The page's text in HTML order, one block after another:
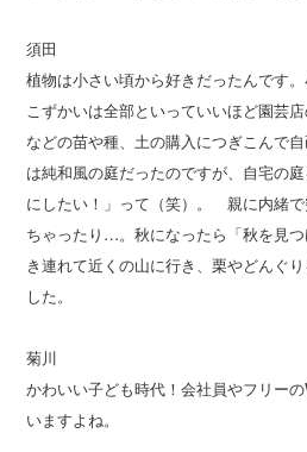
須田
植物は小さい頃から好きだったんです
こずかいは全部といっていいほど園芸
などの苗や種、土の購入につぎこんで
は純和風の庭だったのですが、自宅の
にしたい！」って（笑）。 親に内緒
ちゃったり…。秋になったら「秋を見
き連れて近くの山に行き、栗やどんぐ
した。
菊川
かわいい子ども時代！会社員やフリー
いますよね。